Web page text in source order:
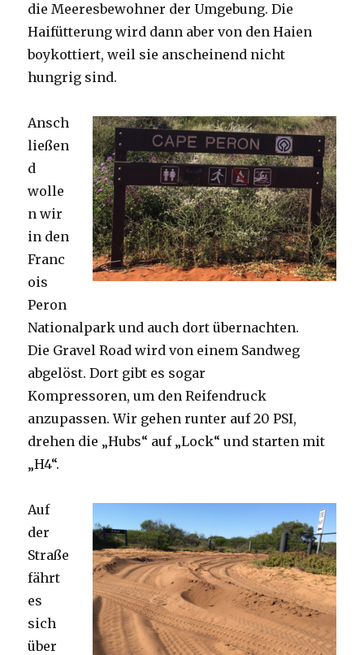
die Meeresbewohner der Umgebung. Die
Haifütterung wird dann aber von den Haien
boykottiert, weil sie anscheinend nicht
hungrig sind.
Ansch
ließen
d
wolle
n wir
in den
Franc
ois
Peron
Nationalpark und auch dort übernachten.
Die Gravel Road wird von einem Sandweg
abgelöst. Dort gibt es sogar
Kompressoren, um den Reifendruck
anzupassen. Wir gehen runter auf 20 PSI,
drehen die „Hubs“ auf „Lock“ und starten mit
„H4“.
Auf
der
Straße
fährt
es
sich
über